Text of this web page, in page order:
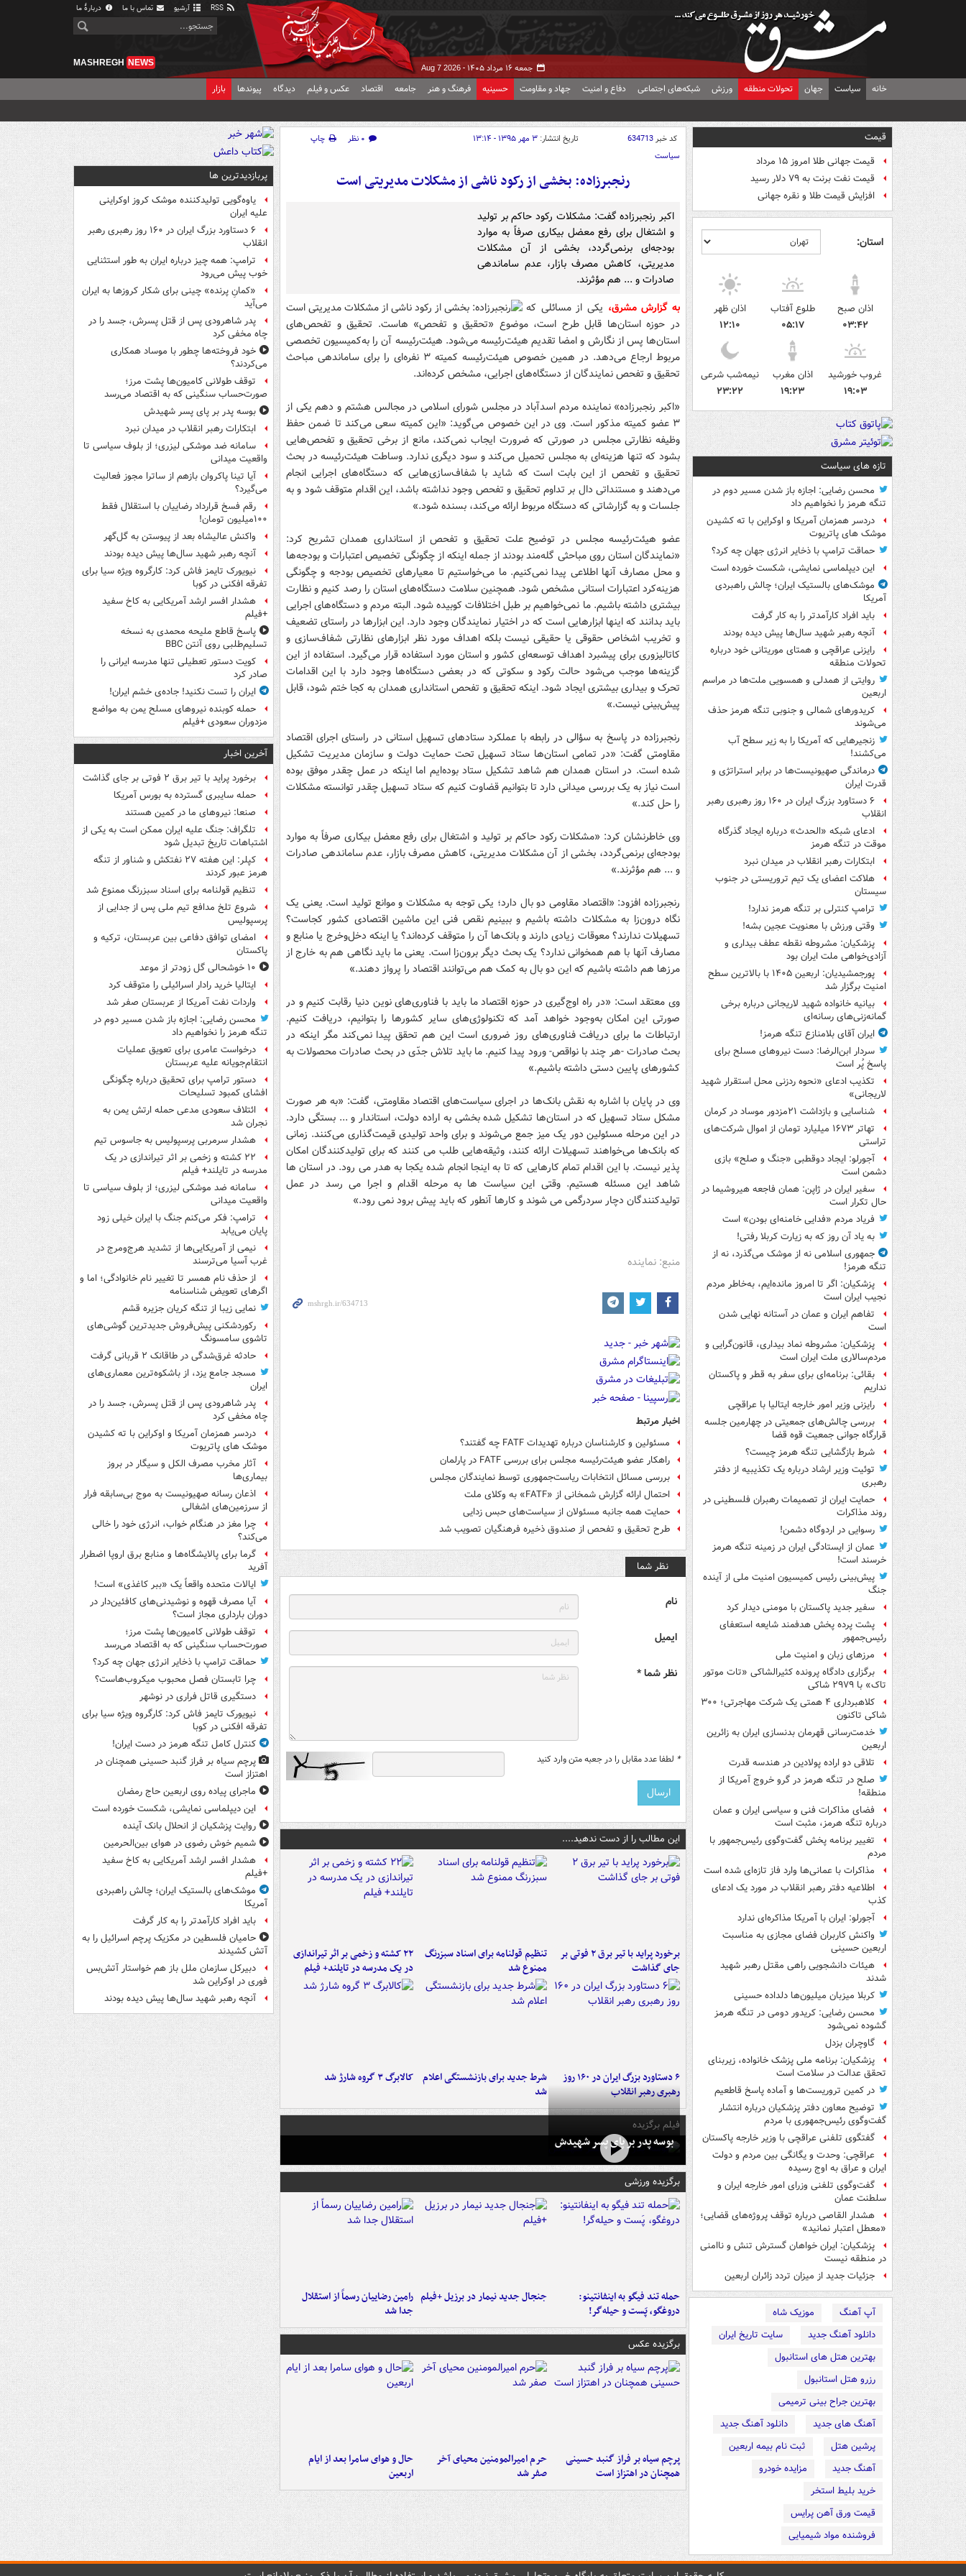
آرشیو تماس با ما دربارهٔ ما
جمعه ۱۶ مرداد ۱۴۰۵ - Aug 7 2026
MASHREGH NEWS
خانه سیاست جهان تحولات منطقه ورزش شبکه‌های اجتماعی دفاع و امنیت جهاد و مقاومت حسینیه فرهنگ و هنر جامعه اقتصاد عکس و فیلم دیدگاه پیوندها بازار
قیمت
قیمت جهانی طلا امروز ۱۵ مرداد
قیمت نفت برنت به ۷۹ دلار رسید
افزایش قیمت طلا و نقره جهانی
استان:
اذان صبح
۰۳:۴۲
طلوع آفتاب
۰۵:۱۷
اذان ظهر
۱۲:۱۰
غروب خورشید
۱۹:۰۳
اذان مغرب
۱۹:۲۳
نیمه‌شب شرعی
۲۳:۲۲
تازه های سیاست
محسن رضایی: اجازه باز شدن مسیر دوم در
تنگه هرمز را نخواهیم داد
دردسر همزمان آمریکا و اوکراین با ته کشیدن
موشک های پاتریوت
حماقت ترامپ با ذخایر انرژی جهان چه کرد؟
این دیپلماسی نمایشی، شکست خورده است
موشک‌های بالستیک ایران؛ چالش راهبردی
آمریکا
باید افراد کارآمدتر را به کار گرفت
آنچه رهبر شهید سال‌ها پیش دیده بودند
رایزنی عراقچی و همتای موریتانی خود درباره
تحولات منطقه
روایتی از همدلی و همسویی ملت‌ها در مراسم
اربعین
کریدورهای شمالی و جنوبی تنگه هرمز حذف
می‌شوند
زنجیرهایی که آمریکا را به زیر سطح آب
می‌کشند!
درماندگی صهیونیست‌ها در برابر استراتژی و
قدرت ایران
۶ دستاورد بزرگ ایران در ۱۶۰ روز رهبری رهبر
انقلاب
ادعای شبکه «الحدث» درباره ایجاد گذرگاه
موقت در تنگه هرمز
ابتکارات رهبر انقلاب در میدان نبرد
هلاکت اعضای یک تیم تروریستی در جنوب
سیستان
ترامپ کنترلی بر تنگه هرمز ندارد!
وقتی ورزش با معنویت عجین بشه!
پزشکیان: مشروطه نقطه عطف بیداری و
آزادی‌خواهی ملت ایران بود
پورجمشیدیان: اربعین ۱۴۰۵ با بالاترین سطح
امنیت برگزار شد
بیانیه خانواده شهید لاریجانی درباره برخی
گمانه‌زنی‌های رسانه‌ای
ایران آقای بلامنازع تنگه هرمز!
سردار ابن‌الرضا: دست نیروهای مسلح برای
پاسخ پُر است
تکذیب ادعای «نحوه ردزنی محل استقرار شهید
لاریجانی»
شناسایی و بازداشت ۲۱مزدور موساد در کرمان
تهاتر ۱۶۷۳ میلیارد تومان از اموال شرکت‌های
تراستی
آجورلو: ایجاد دوقطبی «جنگ و صلح‌» بازی
دشمن است
سفیر ایران در ژاپن: همان فاجعه هیروشیما در
حال تکرار است
فریاد مردم «فدایی خامنه‌ای بودن» است
به یاد آن روز که به زیارت کربلا رفتی!
جمهوری اسلامی نه از موشک می‌گذرد، نه از
تنگه هرمز!
پزشکیان: اگر تا امروز مانده‌ایم، به‌خاطر مردم
نجیب ایران است
تفاهم ایران و عمان در آستانه نهایی شدن
است
پزشکیان: مشروطه نماد بیداری، قانون‌گرایی و
مردم‌سالاری ملت ایران است
بقائی: برنامه‌ای برای سفر به قطر و پاکستان
نداریم
رایزنی وزیر امور خارجه ایتالیا با عراقچی
بررسی چالش‌های جمعیتی در چهارمین جلسه
قرارگاه جوانی جمعیت قوه قضا
شرط بازگشایی تنگه هرمز چیست؟
توئیت وزیر ارشاد درباره یک تکذیبیه از دفتر
رهبری
حمایت ایران از تصمیمات رهبران فلسطینی در
روند مذاکرات
رسوایی در اردوگاه دشمن!
عمان از ایستادگی ایران در زمینه تنگه هرمز
خرسند است!
پیش‌بینی رئیس کمیسیون امنیت ملی از آینده
جنگ
سفیر جدید پاکستان با مومنی دیدار کرد
پشت پرده پخش هدفمند شایعه استعفای
رئیس‌جمهور
مرزهای زبان و امنیت ملی
برگزاری دادگاه پرونده کثیرالشاکی «تات موتور
تاک» با ۲۹۷۹ شاکی
کلاهبرداری ۴ همتی یک شرکت مهاجرتی؛ ۳۰۰
شاکی تاکنون
خدمت‌رسانی قهرمان بدنسازی ایران به زائرین
اربعین
تلاقی دو اراده پولادین در هندسه قدرت
صلح در تنگه هرمز در گرو خروج آمریکا از
منطقه!
فضای مذاکرات فنی و سیاسی ایران و عمان
درباره تنگه هرمز، مثبت است
تغییر برنامه پخش گفت‌وگوی رئیس‌جمهور با
مردم
مذاکرات با عمانی‌ها وارد فاز تازه‌ای شده است
اطلاعیه دفتر رهبر انقلاب در مورد یک ادعای
کذب
آجورلو: ایران با آمریکا مذاکره‌ای ندارد
واکنش کاربران فضای مجازی به مناسبت
اربعین حسینی
هیئات دانشجویی راهی مقتل رهبر شهید
شدند
کربلا میزبان میلیون‌ها دلداده حسینی
محسن رضایی: کریدور دومی در تنگه هرمز
گشوده نمی‌شود
گاوچران بزدل
پزشکیان: برنامه ملی پزشک خانواده، زیربنای
تحقق عدالت در سلامت است
در کمین تروریست‌ها و آماده پاسخ قاطعیم
توضیح معاون دفتر پزشکیان درباره انتشار
گفت‌وگوی رئیس‌جمهوری با مردم
گفتگوی تلفنی عراقچی با وزیر خارجه پاکستان
عراقچی: وحدت و یگانگی بین مردم و دولت
ایران و عراق به اوج رسیده
گفت‌وگوی تلفنی وزرای امور خارجه ایران و
سلطنت عمان
هشدار القاصی درباره توقف پروژه‌های قضایی؛
«معطل اعتبار نمانید»
پزشکیان: ایران خواهان گسترش تنش و ناامنی
در منطقه نیست
جزئیات جدید از میزان تردد زائران اربعین
آپ آهنگ
موزیک شاه
دانلود آهنگ جدید
سایت تاریخ ایران
بهترین هتل های استانبول
رزرو هتل استانبول
بهترین جراح بینی ترمیمی
آهنگ های جدید
دانلود آهنگ جدید
پرشین هتل
ثبت نام بیمه اربعین
آهنگ جدید
مزایده خودرو
خرید بلیط استخر
قیمت ورق آهن پرایس
فروشنده مواد شیمیایی
کد خبر634713 تاریخ انتشار: ۳ مهر ۱۳۹۵ - ۱۳:۱۴ ۰ نظر
چاپ
سیاست
رنجبرزاده: بخشی از رکود ناشی از مشکلات مدیریتی است
اکبر رنجبرزاده گفت: مشکلات رکود حاکم بر تولید
و اشتغال برای رفع معضل بیکاری صرفاً به موارد
بودجه‌ای برنمی‌گردد، بخشی از آن مشکلات
مدیریتی، کاهش مصرف بازار، عدم ساماندهی
صادرات و ... هم مؤثرند.
به گزارش مشرق، یکی از مسائلی که
در حوزه استان‌ها قابل طرح است، موضوع «تحقیق و تفحص» هاست. تحقیق و تفحص‌های
استان‌ها پس از نگارش و امضا تقدیم هیئت‌رئیسه می‌شود. هیئت‌رئیسه آن را به‌کمیسیون تخصصی
مربوط ارجاع می‌دهد. در همین خصوص هیئت‌رئیسه کمیته ۳ نفره‌ای را برای ساماندهی مباحث
تحقیق و تفحص نمایندگان از دستگاه‌های اجرایی، مشخص کرده‌اند.
«اکبر رنجبرزاده» نماینده مردم اسدآباد در مجلس شورای اسلامی در مجالس هشتم و دهم یکی از
۳ عضو کمیته مذکور است. وی در این خصوص می‌گوید: «این کمیته سعی می‌کند تا ضمن حفظ
وظیفه نظارتی مجلس در صورتی که ضرورت ایجاب نمی‌کند، مانع از برخی تحقیق و تفحص‌هایی
بشود که تنها هزینه‌ای به مجلس تحمیل می‌کند و سود دیگری ندارد. وساطت هیئت‌رئیسه در بحث
تحقیق و تفحص از این بابت است که شاید با شفاف‌سازی‌هایی که دستگاه‌های اجرایی انجام
می‌دهند و مستنداتی دال بر تداوم تحقیق و تفحص وجود نداشته باشد، این اقدام متوقف شود و به
جلسات و به گزارشاتی که دستگاه مربوط ارائه می‌کند، بسنده شود.»
عضو هیئت‌رئیسه مجلس در توضیح علت تحقیق و تفحص از استانداری همدان تشریح کرد:
«نمایندگان استان روی مباحثی گله‌مند بودند از جمله اینکه از چگونگی تخصیص اعتبارات و بودجه‌ها
و محل مصارف آنها اطلاعی پیدا نمی‌کنیم. ما می‌خواستیم تا معیارهای تخصیص بودجه و چگونگی
هزینه‌کرد اعتبارات استانی مشخص شود. همچنین سلامت دستگاه‌های استان را رصد کنیم و نظارت
بیشتری داشته باشیم. ما نمی‌خواهیم بر طبل اختلافات کوبیده شود. البته مردم و دستگاه‌های اجرایی
باید بدانند که اینها ابزارهایی است که در اختیار نمایندگان وجود دارد. این ابزارها در راستای تضعیف
و تخریب اشخاص حقوقی یا حقیقی نیست بلکه اهداف مورد نظر ابزارهای نظارتی شفاف‌سازی و
کاتالیزوری برای پیشبرد اهداف توسعه‌ای کشور و استان مورد استفاده قرار می‌گیرد. استفاده از این
گزینه‌ها موجب می‌شود حالت رکود و سکوتی که در بعضی دستگاه‌ها وجود دارد با این اقدامات
تحرک و بیداری بیشتری ایجاد شود. اینکه تحقیق و تفحص استانداری همدان به کجا ختم شود، قابل
پیش‌بینی نیست.»
رنجبرزاده در پاسخ به سؤالی در رابطه با عملکرد ستادهای تسهیل استانی در راستای اجرای اقتصاد
مقاومتی گفت: «در تمامی استان‌ها ستاد تسهیل تحت حمایت دولت و سازمان مدیریت تشکیل
شده است. در استان همدان هم شاهد تشکیل ستاد بوده‌ایم اما اینکه در عمل چقدر موفق بوده
است نیاز به یک بررسی میدانی دارد تا بتوانیم قضاوت کنیم که ستاد تسهیل چقدر توانسته مشکلات
را حل کند.»
وی خاطرنشان کرد: «مشکلات رکود حاکم بر تولید و اشتغال برای رفع معضل بیکاری صرفاً به موارد
بودجه‌ای برنمی‌گردد، بخشی از آن مشکلات مدیریتی، کاهش مصرف بازار، عدم ساماندهی صادرات
و ... هم مؤثرند.»
رنجبرزاده افزود: «اقتصاد مقاومی دو بال دارد؛ یکی توجه به مشکلات و موانع تولید است. یعنی یک
نگاه درون‌زا به مشکلات داشته باشیم و ببینیم نقص فنی این ماشین اقتصادی کشور کجاست؟
تسهیلات ندارند؟ معوقات زیادی دارند و بانک‌ها آن را متوقف کرده‌اند؟ یا اینکه دخل‌وخرج یا منابع و
مصارف آنها با هم همخوانی ندارد؟ یک بحث دیگر برون‌زا است. یعنی ما باید نگاهی هم به خارج از
مرزها هم داشته باشیم که این دو بال به کمک هم می‌توانند اقتصاد را پرواز دهند.»
وی معتقد است: «در راه اوج‌گیری در حوزه اقتصاد ما باید با فناوری‌های نوین دنیا رقابت کنیم و در
صورتی این امکان به‌وجود خواهد آمد که تکنولوژی‌های سایر کشورها را بتوانیم، دریافت کنیم.
ارتباطات ما برای دریافت فناوری‌های روز ضروری است این هم تحقق پیدا نمی‌کند مگر اینکه در
بحث صادرات -هر چند با نواقص- ورود پیدا کنیم. ما باید تلاش جدّی در بحث صادرات محصولات به
کشورهای پایین دستی داشته باشیم.»
وی در پایان با اشاره به نقش بانک‌ها در اجرای سیاست‌های اقتصاد مقاومتی، گفت: «به هر صورت
مشکل ستاد تسهیل که در استان‌ها تشکیل شده بخشی به اراده دولت، استاندار و ... بستگی دارد.
در این مرحله مسئولین دور یک میز جمع می‌شوند و برای واحد تولیدی قیمت‌گذاری می‌کنند. زمانی
که بانک‌ها می‌خواهند تسهیلات ارائه کنند، وثیقه‌هایی طلب می کنند که برای تولیدکنندگان امکان
پذیر نیست. با این اقدام تمام کارهایی که تا به اینجا انجام شده یکجا به هدر می رود. در استان ها
شاهد این مسئله هستیم. وقتی این سیاست ها به مرحله اقدام و اجرا می رسد در عمل
تولیدکنندگان دچار سردرگمی می شوند و کارها آنطور که باید پیش برود نمی رود.»
منبع: نماینده
اخبار مرتبط
مسئولین و کارشناسان درباره تهدیدات FATF چه گفتند؟
راهکار عضو هیئت‌رئیسه مجلس برای بررسی FATF در پارلمان
بررسی مسائل انتخابات ریاست‌جمهوری توسط نمایندگان مجلس
احتمال ارائه گزارش شمخانی از «FATF» به وکلای ملت
حمایت همه جانبه مسئولان از سیاست‌های حبس زدایی
طرح تحقیق و تفحص از صندوق ذخیره فرهنگیان تصویب شد
نظر شما
نام
ایمیل
نظر شما *
* لطفا عدد مقابل را در جعبه متن وارد کنید
این مطالب را از دست ندهید....
برخورد پراید با تیر برق ۲ فوتی بر
جای گذاشت
تنظیم قولنامه برای اسناد سبزرنگ
ممنوع شد
۲۲ کشته و زخمی بر اثر تیراندازی
در یک مدرسه در تایلند+ فیلم
۶ دستاورد بزرگ ایران در ۱۶۰ روز
رهبری رهبر انقلاب
شرط جدید برای بازنشستگی اعلام
شد
کالابرگ ۳ گروه شارژ شد
فیلم برگزیده
بوسه‌ پدر بر پای پسر شهیدش
برگزیده ورزشی
حمله تند فیگو به اینفانتینو:
دروغگو، پَست‌ و حیله‌گر!
جنجال جدید نیمار در برزیل +فیلم رامین رضاییان رسماً از استقلال
جدا شد
برگزیده عکس
پرچم سیاه بر فراز گنبد حسینی
همچنان در اهتزاز است
حرم امیرالمومنین محیای آخر
صفر شد
حال و هوای سامرا بعد از ایام
اربعین
پربازدیدترین ها
یاوه‌گویی تولیدکننده موشک کروز اوکراینی
علیه ایران
۶ دستاورد بزرگ ایران در ۱۶۰ روز رهبری رهبر
انقلاب
ترامپ: همه چیز درباره ایران به طور استثنایی
خوب پیش می‌رود
«کمانِ پرنده» چینی برای شکار کروزها به ایران
می‌آید
پدر شاهرودی پس از قتل پسرش، جسد را در
چاه مخفی کرد
خود فروخته‌ها چطور با موساد همکاری
می‌کردند؟
توقف طولانی کامیون‌ها پشت مرز؛
صورت‌حساب سنگینی که به اقتصاد می‌رسد
بوسه‌ پدر بر پای پسر شهیدش
ابتکارات رهبر انقلاب در میدان نبرد
سامانه ضد موشکی لیزری؛ از بلوف سیاسی تا
واقعیت میدانی
آیا تینا پاکروان بازهم از ساترا مجوز فعالیت
می‌گیرد؟
رقم فسخ قرارداد رضاییان با استقلال فقط
۱۰۰میلیون تومان!
واکنش عالیشاه بعد از پیوستن به گل‌گهر
آنچه رهبر شهید سال‌ها پیش دیده بودند
نیویورک تایمز فاش کرد: کارگروه ویژه سیا برای
تفرقه افکنی در کوبا
هشدار افسر ارشد آمریکایی به کاخ سفید
+فیلم
پاسخ قاطع ملیحه محمدی به نسخه
تسلیم‌طلبی روی آنتن BBC
کویت دستور تعطیلی تنها مدرسه ایرانی را
صادر کرد
ایران را تست نکنید! جاده‌ی خشم ایران!
حمله کوبنده نیروهای مسلح یمن به مواضع
مزدوران سعودی +فیلم
آخرین اخبار
برخورد پراید با تیر برق ۲ فوتی بر جای گذاشت
حمله سایبری گسترده به بورس آمریکا
صنعا: نیروهای ما در کمین‌ هستند
تلگراف: جنگ علیه ایران ممکن است به یکی از
اشتباهات تاریخ تبدیل شود
کپلر: این هفته ۲۷ نفتکش و شناور از تنگه
هرمز عبور کردند
تنظیم قولنامه برای اسناد سبزرنگ ممنوع شد
شروع تلخ مدافع تیم ملی پس از جدایی از
پرسپولیس
امضای توافق دفاعی بین عربستان، ترکیه و
پاکستان
۱۰ خوشحالی گل زودتر از موعد
ایتالیا خرید رادار اسرائیلی را متوقف کرد
واردات نفت آمریکا از عربستان صفر شد
محسن رضایی: اجازه باز شدن مسیر دوم در
تنگه هرمز را نخواهیم داد
درخواست عامری برای تعویق عملیات
انتقام‌جویانه علیه عربستان
دستور ترامپ برای تحقیق درباره چگونگی
افشای کمبود تسلیحات
ائتلاف سعودی مدعی حمله ارتش یمن به
نجران شد
هشدار سرمربی پرسپولیس به جاسوس تیم
۲۲ کشته و زخمی بر اثر تیراندازی در یک
مدرسه در تایلند+ فیلم
سامانه ضد موشکی لیزری؛ از بلوف سیاسی تا
واقعیت میدانی
ترامپ: فکر می‌کنم جنگ با ایران خیلی زود
پایان می‌یابد
نیمی از آمریکایی‌ها از تشدید هرج‌ومرج در
غرب آسیا می‌ترسند
از حذف نام همسر تا تغییر نام خانوادگی؛ اما و
اگرهای تعویض شناسنامه
نمایی زیبا از تنگه کریان جزیره قشم
رکوردشکنی پیش‌فروش جدیدترین گوشی‌های
تاشوی سامسونگ
حادثه غرق‌شدگی در طاقانک ۲ قربانی گرفت
مسجد جامع یزد، از باشکوه‌ترین معماری‌های
ایران
پدر شاهرودی پس از قتل پسرش، جسد را در
چاه مخفی کرد
دردسر همزمان آمریکا و اوکراین با ته کشیدن
موشک های پاتریوت
آثار مخرب مصرف الکل و سیگار در بروز
بیماری‌ها
اذعان رسانه صهیونیست به موج بی‌سابقه فرار
از سرزمین‌های اشغالی
چرا مغز در هنگام خواب، انرژی خود را خالی
می‌کند؟
گرما برای پالایشگاه‌ها و منابع برق اروپا اضطرار
آفرید
ایالات متحده واقعاً یک «ببر کاغذی» است!
آیا مصرف قهوه و نوشیدنی‌های کافئین‌دار در
دوران بارداری مجاز است؟
توقف طولانی کامیون‌ها پشت مرز؛
صورت‌حساب سنگینی که به اقتصاد می‌رسد
حماقت ترامپ با ذخایر انرژی جهان چه کرد؟
چرا تابستان فصل محبوب میکروب‌هاست؟
دستگیری قاتل فراری در نوشهر
نیویورک تایمز فاش کرد: کارگروه ویژه سیا برای
تفرقه افکنی در کوبا
کنترل کامل تنگه هرمز در دست ایران!
پرچم سیاه بر فراز گنبد حسینی همچنان در
اهتزاز است
ماجرای پیاده روی اربعین حاج رمضان
این دیپلماسی نمایشی، شکست خورده است
روایت پزشکیان از انحلال بانک آینده
شمیم خوش رضوی در هوای بین‌الحرمین
هشدار افسر ارشد آمریکایی به کاخ سفید
+فیلم
موشک‌های بالستیک ایران؛ چالش راهبردی
آمریکا
باید افراد کارآمدتر را به کار گرفت
حامیان فلسطین در مکزیک پرچم اسرائیل را به
آتش کشیدند
دبیرکل سازمان ملل باز هم خواستار آتش‌بس
فوری در اوکراین شد
آنچه رهبر شهید سال‌ها پیش دیده بودند